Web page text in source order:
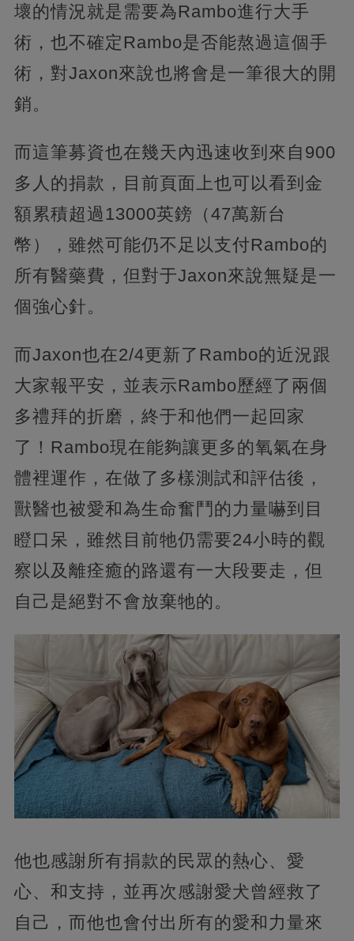
壞的情況就是需要為Rambo進行大手
術，也不確定Rambo是否能熬過這個手
術，對Jaxon來說也將會是一筆很大的開
銷。
而這筆募資也在幾天內迅速收到來自900
多人的捐款，目前頁面上也可以看到金
額累積超過13000英鎊（47萬新台
幣），雖然可能仍不足以支付Rambo的
所有醫藥費，但對于Jaxon來說無疑是一
個強心針。
而Jaxon也在2/4更新了Rambo的近況跟
大家報平安，並表示Rambo歷經了兩個
多禮拜的折磨，終于和他們一起回家
了！Rambo現在能夠讓更多的氧氣在身
體裡運作，在做了多樣測試和評估後，
獸醫也被愛和為生命奮鬥的力量嚇到目
瞪口呆，雖然目前牠仍需要24小時的觀
察以及離痊癒的路還有一大段要走，但
自己是絕對不會放棄牠的。
他也感謝所有捐款的民眾的熱心、愛
心、和支持，並再次感謝愛犬曾經救了
自己，而他也會付出所有的愛和力量來